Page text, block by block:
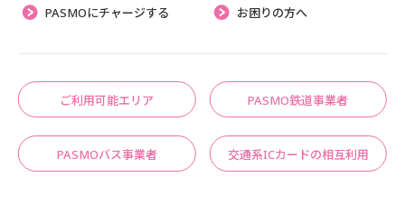
PASMOにチャージする お困りの方へ
ご利用可能エリア PASMO鉄道事業者
PASMOバス事業者 交通系ICカードの相互利用